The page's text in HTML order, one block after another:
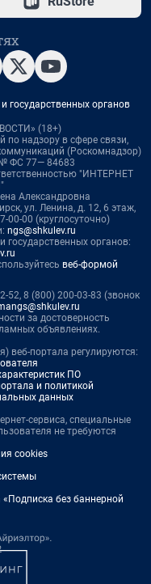
государственных органов
(18+)
по надзору в сфере связи,
(Роскомнадзор)
ФС 77— 84683
"ИНТЕРНЕТ
Александровна
ул. Ленина, д. 12, 6 этаж,
00-00 (круглосуточно)
ngs@shkulev.ru
органов:
веб-формой
52, 8 (800) 200-03-83 (звонок
за достоверность
объявлениях.
веб-портала регулируются:
ПО
и политикой
данных
сервиса, специальные
не требуются
cookies
без баннерной